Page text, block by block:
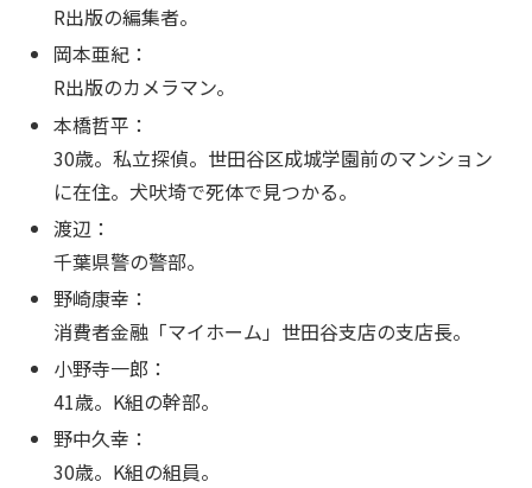
R出版の編集者。
岡本亜紀：
R出版のカメラマン。
本橋哲平：
30歳。私立探偵。世田谷区成城学園前のマンション
に在住。犬吠埼で死体で見つかる。
渡辺：
千葉県警の警部。
野崎康幸：
消費者金融「マイホーム」世田谷支店の支店長。
小野寺一郎：
41歳。K組の幹部。
野中久幸：
30歳。K組の組員。